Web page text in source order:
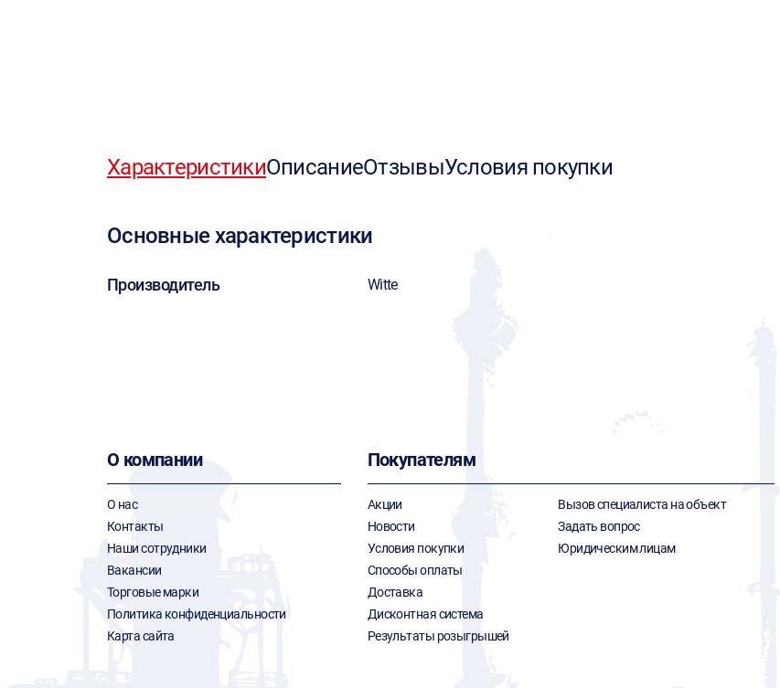
ХарактеристикиОписаниеОтзывыУсловия покупки
Основные характеристики
Производитель Witte
О компании
О нас
Контакты
Наши сотрудники
Вакансии
Торговые марки
Политика конфиденциальности
Карта сайта
Покупателям
Акции
Новости
Условия покупки
Способы оплаты
Доставка
Дисконтная система
Результаты розыгрышей
Вызов специалиста на объект
Задать вопрос
Юридическим лицам